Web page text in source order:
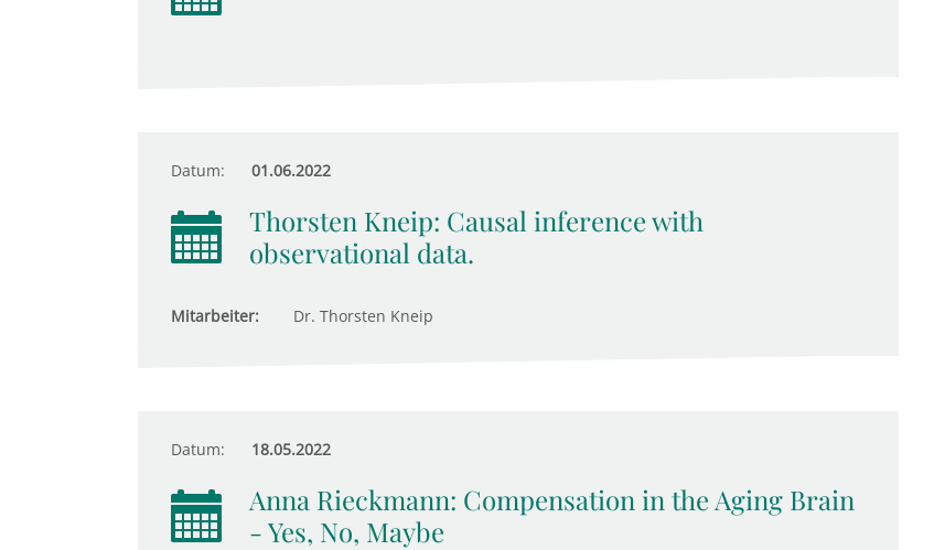
Datum: 01.06.2022
Thorsten Kneip: Causal inference with
observational data.
Mitarbeiter: Dr. Thorsten Kneip
Datum: 18.05.2022
Anna Rieckmann: Compensation in the Aging Brain
- Yes, No, Maybe